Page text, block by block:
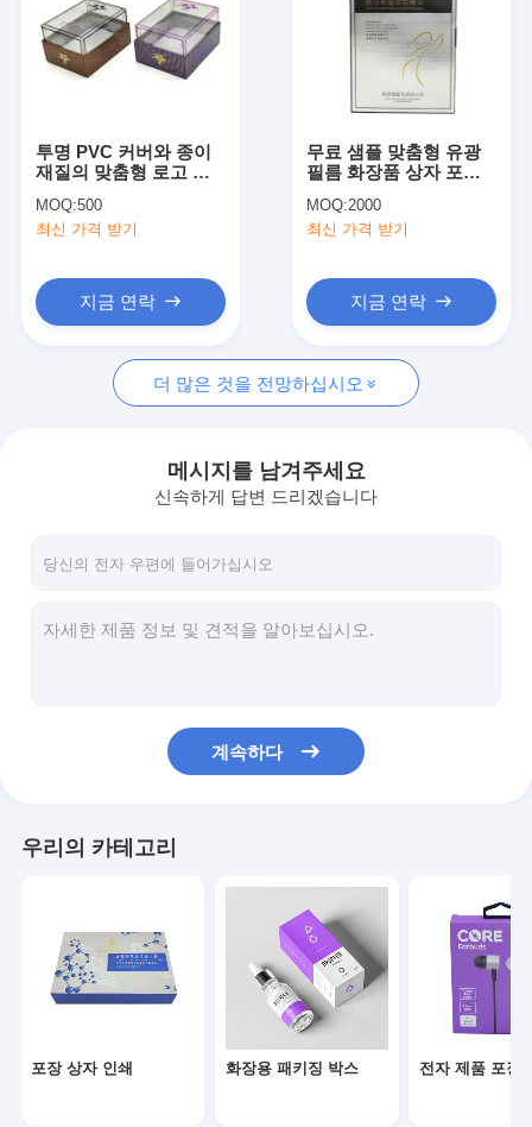
우리 에 관한 것
공장 투어
저희와 연락
뉴스
화장용 패키징 박스
종이 선물 가방
엄격한 선물 상자
접착 스티커 브랜드
투명 PVC 커버와 종이
재질의 맞춤형 로고 인
스
MOQ:500
최신 가격 받기
지금 연락
무료 샘플 맞춤형 유광
필름 화장품 상자 포장
MOQ:2000
최신 가격 받기
지금 연락
더 많은 것을 전망하십시오
메시지를 남겨주세요
신속하게 답변 드리겠습니다
계속하다
우리의 카테고리
포장 상자 인쇄 화장용 패키징 박스 전자 제품 포장